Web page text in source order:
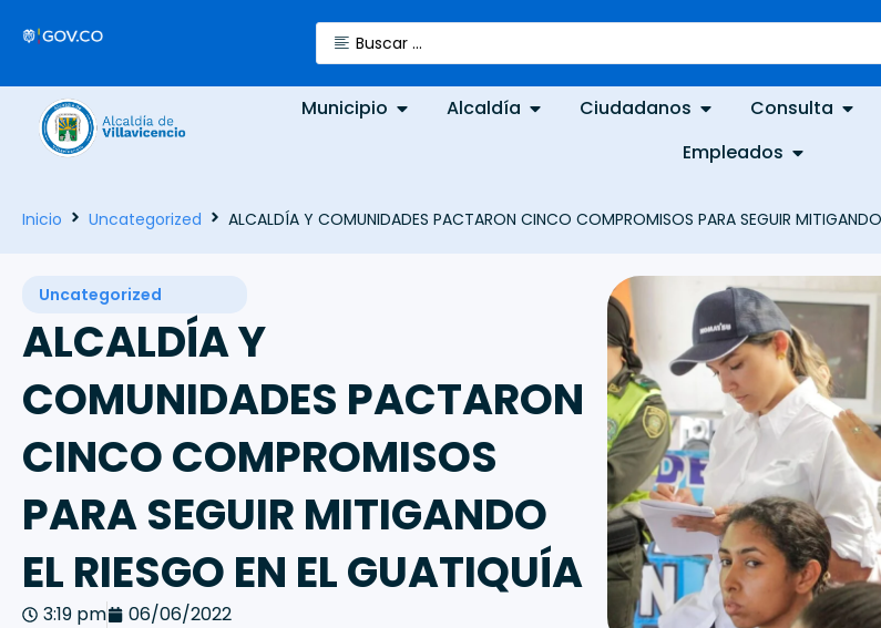
Municipio Alcaldía Ciudadanos Consulta
Empleados
Inicio Uncategorized ALCALDÍA Y COMUNIDADES PACTARON CINCO COMPROMISOS PARA SEGUIR
Uncategorized
ALCALDÍA Y
COMUNIDADES PACTARON
CINCO COMPROMISOS
PARA SEGUIR MITIGANDO
EL RIESGO EN EL GUATIQUÍA
3:19 pm 06/06/2022